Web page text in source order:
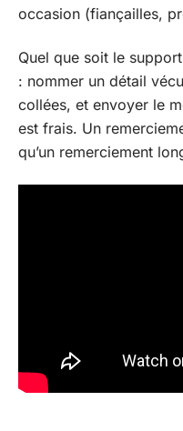
occasion (fiançailles,
Quel que soit le
: nommer un détail
collées, et envoyer le
est frais. Un
qu’un remerciement